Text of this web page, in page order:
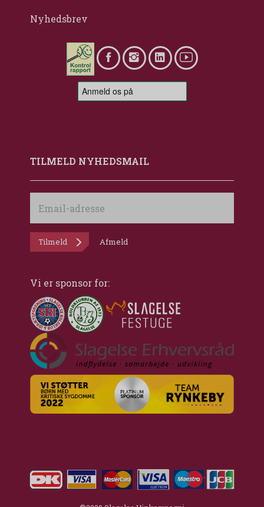
Nyhedsbrev
TILMELD NYHEDSMAIL
adresse
Tilmeld Afmeld
Vi er sponsor for: